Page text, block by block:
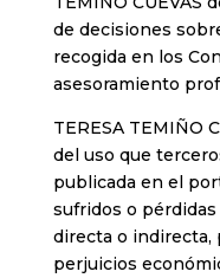
de decisiones
recogida en los
asesoramiento
TERESA TEMIÑO
del uso que
publicada en el
sufridos o
directa o indirecta,
perjuicios